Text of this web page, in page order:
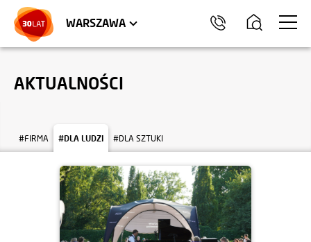
WARSZAWA
HEL
AKTUALNOŚCI
#FIRMA #DLA LUDZI #DLA SZTUKI